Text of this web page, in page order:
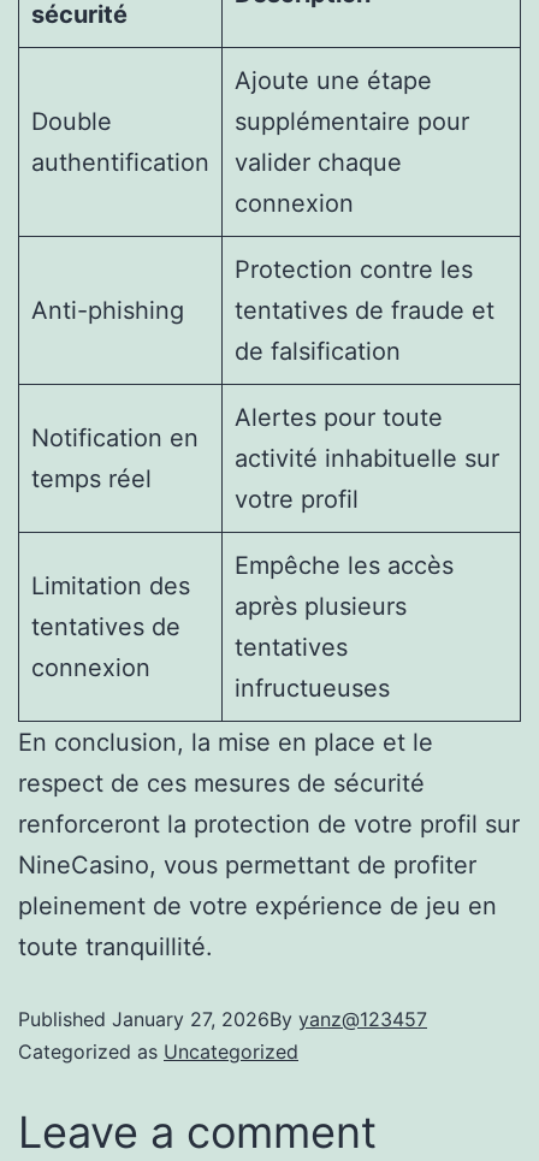
sécurité
Double
authentification
Ajoute une étape
supplémentaire pour
valider chaque
connexion
Anti-phishing
Protection contre les
tentatives de fraude et
de falsification
Notification en
temps réel
Alertes pour toute
activité inhabituelle sur
votre profil
Limitation des
tentatives de
connexion
Empêche les accès
après plusieurs
tentatives
infructueuses
En conclusion, la mise en place et le
respect de ces mesures de sécurité
renforceront la protection de votre profil sur
NineCasino, vous permettant de profiter
pleinement de votre expérience de jeu en
toute tranquillité.
Published January 27, 2026By yanz@123457
Categorized as Uncategorized
Leave a comment